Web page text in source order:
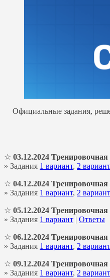
Официальные задания,
☆ 03.12.2024
» Задания 1 вариант, 2 вариант
☆ 04.12.2024
» Задания 1 вариант, 2 вариант
☆ 05.12.2024
» Задания 1 вариант | Ответы
☆ 06.12.2024
» Задания 1 вариант, 2 вариант
☆ 09.12.2024
» Задания 1 вариант, 2 вариант